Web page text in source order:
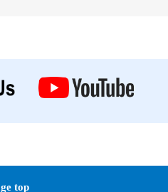
top